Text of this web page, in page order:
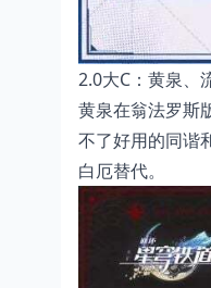
2.0大C：黄泉、
黄泉在翁法罗斯
不了好用的同谐
白厄替代。